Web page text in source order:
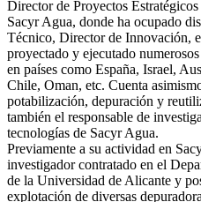
Director de Proyectos
Sacyr Agua, donde ha ocupado
Técnico, Director de Innovación,
proyectado y ejecutado
en países como España, Israel,
Chile, Oman, etc. Cuenta
potabilización, depuración y
también el responsable de
tecnologías de Sacyr Agua.
Previamente a su actividad en
investigador contratado en el
de la Universidad de Alicante y
explotación de diversas